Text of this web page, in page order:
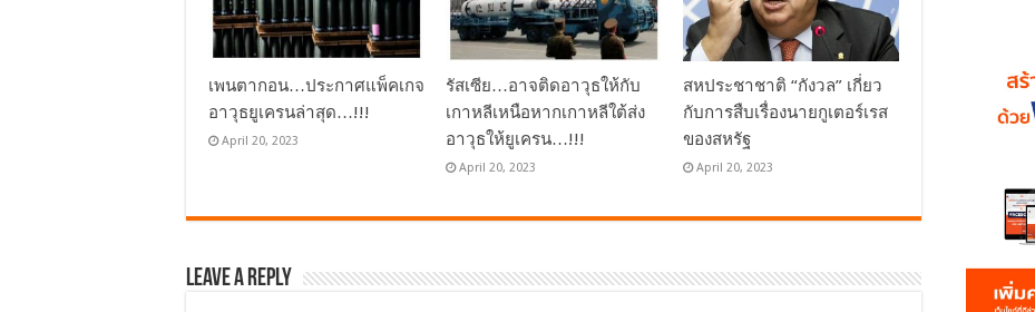
เพนตากอน…ประกาศแพ็คเกจ
อาวุธยูเครนล่าสุด…!!!
April 20, 2023
รัสเซีย…อาจติดอาวุธให้กับ
เกาหลีเหนือหากเกาหลีใต้ส่ง
อาวุธให้ยูเครน…!!!
April 20, 2023
สหประชาชาติ “กังวล” เกี่ยว
กับการสืบเรื่องนายกูเตอร์เรส
ของสหรัฐ
April 20, 2023
Leave a Reply